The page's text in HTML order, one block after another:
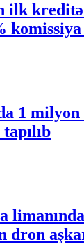
ilk
komissiya
1 milyon
dron